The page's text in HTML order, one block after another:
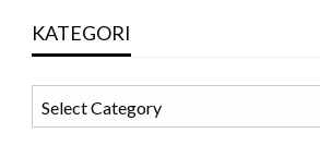
KATEGORI